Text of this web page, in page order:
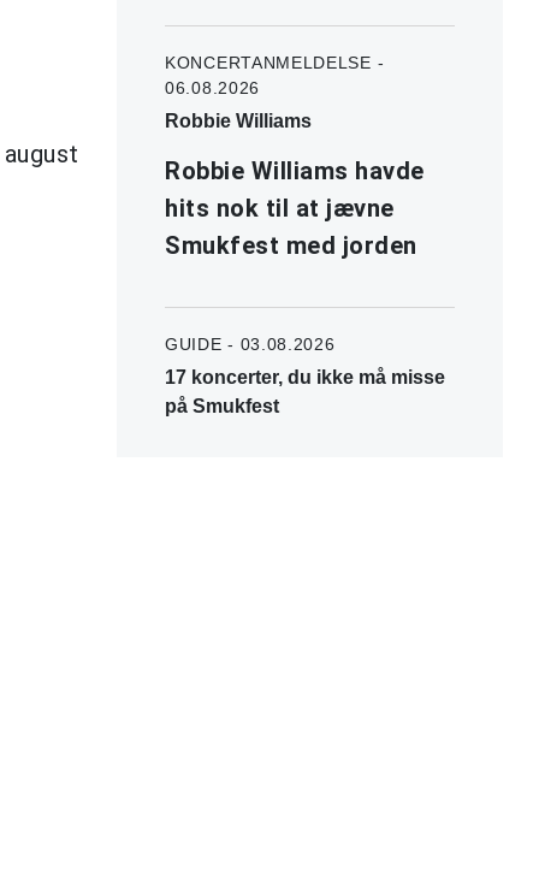
KONCERTANMELDELSE -
06.08.2026
Robbie Williams
Robbie Williams havde
hits nok til at jævne
Smukfest med jorden
GUIDE - 03.08.2026
17 koncerter, du ikke må misse
på Smukfest